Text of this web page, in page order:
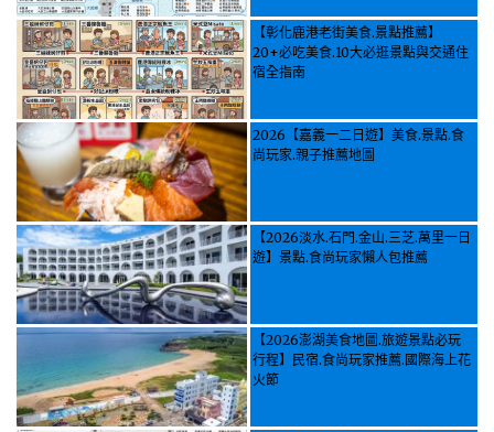
【彰化鹿港老街美食.景點推薦】
20+必吃美食.10大必逛景點與交通住
宿全指南
2026【嘉義一二日遊】美食.景點.食
尚玩家.親子推薦地圖
【2026淡水.石門.金山.三芝.萬里一日
遊】景點.食尚玩家懶人包推薦
【2026澎湖美食地圖.旅遊景點必玩
行程】民宿.食尚玩家推薦.國際海上花
火節